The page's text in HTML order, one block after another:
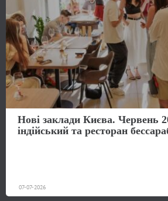
Нові заклади Києва. Червень
індійський та ресторан
07-07-2026